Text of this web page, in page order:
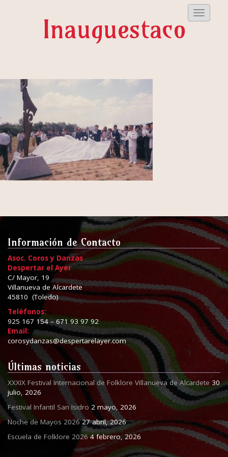
Menu
Inauguestaco
Información de Contacto
Asoc. Coros y Danzas
Despertar el Ayer
C/ Mayor, 19
Villanueva de Alcardete
45810 (Toledo)
Teléfonos:
925 167 154 – 671 93 97 92
Email:
corosydanzas@despertarelayer.com
Últimas noticias
XXXIX Festival Internacional de Folklore Villanueva de Alcardete 30
julio, 2026
Festival Infantil San Isidro 2 mayo, 2026
Noche de Mayos 2026 27 abril, 2026
Escuela de Folklore 2026 4 febrero, 2026